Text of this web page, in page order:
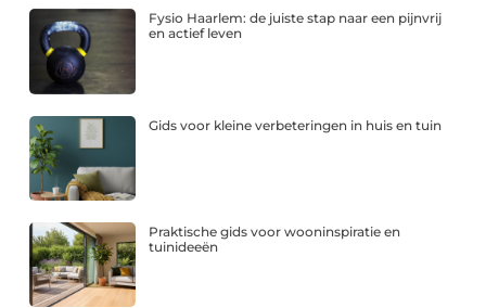
Fysio Haarlem: de juiste stap naar een pijnvrij
en actief leven
Gids voor kleine verbeteringen in huis en tuin
Praktische gids voor wooninspiratie en
tuinideeën